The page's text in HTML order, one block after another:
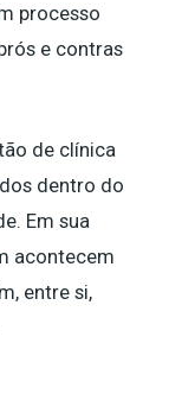
processo
e contras
de clínica
dentro do
Em sua
acontecem
entre si,